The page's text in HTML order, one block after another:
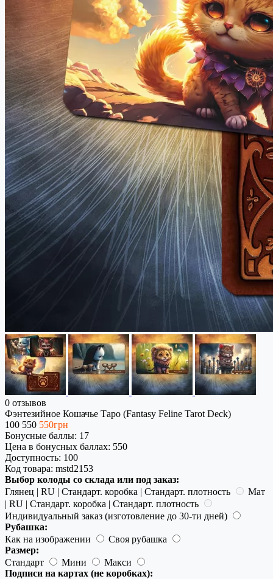
0 отзывов
Фэнтезийное Кошачье Таро (Fantasy Feline Tarot Deck)
100 550 550грн
Бонусные баллы: 17
Цена в бонусных баллах: 550
Доступность: 100
Код товара: mstd2153
Выбор колоды со склада или под заказ:
Глянец | RU | Стандарт. коробка | Стандарт. плотность
Мат
| RU | Стандарт. коробка | Стандарт. плотность
Индивидуальный заказ (изготовление до 30-ти дней)
Рубашка:
Как на изображении
Своя рубашка
Размер:
Стандарт
Мини
Макси
Подписи на картах (не коробках):